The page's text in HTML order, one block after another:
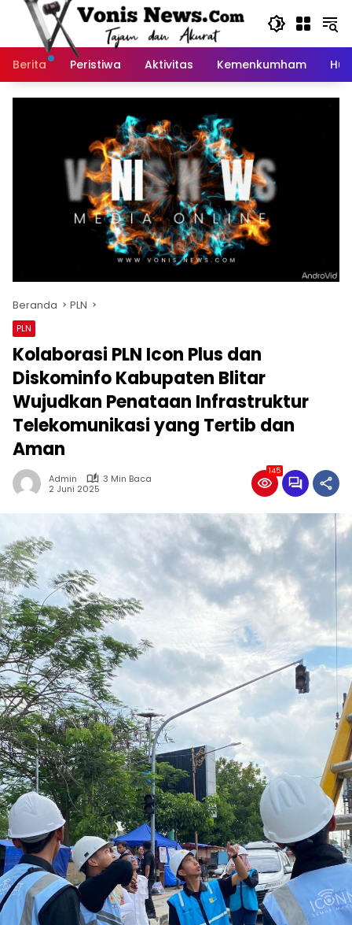
Langsung
Berita
Peristiwa Aktivitas Kemenkumham
Beranda PLN
PLN
Kolaborasi PLN Icon Plus dan
Diskominfo Kabupaten Blitar
Wujudkan Penataan Infrastruktur
Telekomunikasi yang Tertib dan
Aman
Admin
3 Min Baca
2 Juni 2025
145